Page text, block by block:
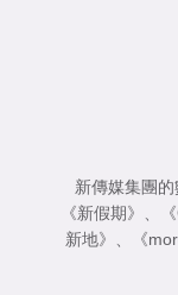
新傳媒集團
《新假期》 、
新地》 、 《